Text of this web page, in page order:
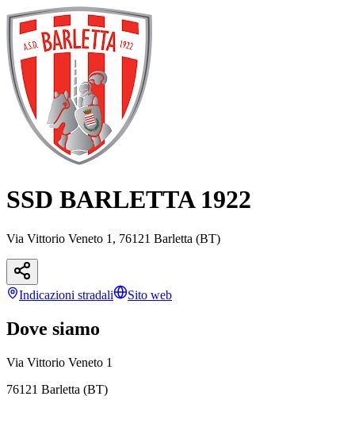
SSD BARLETTA 1922
Via Vittorio Veneto 1, 76121 Barletta (BT)
Indicazioni stradali Sito web
Dove siamo
Via Vittorio Veneto 1
76121 Barletta (BT)